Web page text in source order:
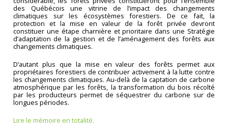
des Québécois une vitrine de l’impact des changements
climatiques sur les écosystèmes forestiers. De ce fait, la
protection et la mise en valeur de la forêt privée devront
constituer une étape charnière et prioritaire dans une Stratégie
d’adaptation de la gestion et de l’aménagement des forêts aux
changements climatiques.
D’autant plus que la mise en valeur des forêts permet aux
propriétaires forestiers de contribuer activement à la lutte contre
les changements climatiques. Au-delà de la captation de carbone
atmosphérique par les forêts, la transformation du bois récolté
par les producteurs permet de séquestrer du carbone sur de
longues périodes.
Lire le mémoire en totalité.